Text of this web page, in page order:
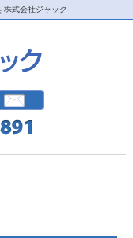
株式会社ジャック